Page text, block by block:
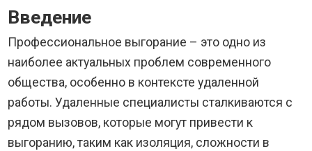
Введение
Профессиональное выгорание – это одно из
наиболее актуальных проблем современного
общества, особенно в контексте удаленной
работы. Удаленные специалисты сталкиваются с
рядом вызовов, которые могут привести к
выгоранию, таким как изоляция, сложности в